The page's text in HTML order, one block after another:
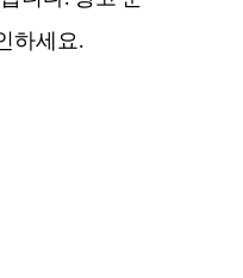
하세요.